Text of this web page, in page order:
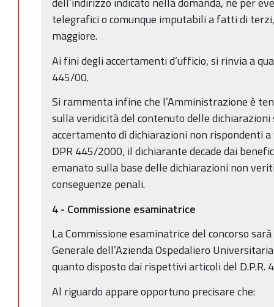
telegrafici o comunque imputabili a fatti di
maggiore.
Ai fini degli accertamenti d’ufficio, si rinvia a
445/00.
Si rammenta infine che l’Amministrazione è
sulla veridicità del contenuto delle
accertamento di dichiarazioni non rispondenti
DPR 445/2000, il dichiarante decade dai
emanato sulla base delle dichiarazioni non
conseguenze penali.
4 - Commissione esaminatrice
La Commissione esaminatrice del concorso
Generale dell’Azienda Ospedaliero
quanto disposto dai rispettivi articoli del D.P.R.
Al riguardo appare opportuno precisare che: